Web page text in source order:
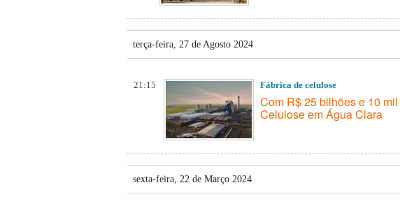
terça-feira, 27 de Agosto 2024
21:15 Fábrica de celulose
Com R$ 25 bilhões e 10
Celulose em Água Clara
sexta-feira, 22 de Março 2024